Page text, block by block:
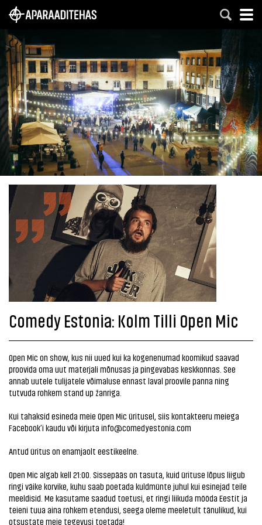
Comedy Estonia: Kolm Tilli Open Mic
Open Mic on show, kus nii uued kui ka kogenenumad koomikud saavad
proovida oma uut materjali mõnusas ja pingevabas keskkonnas. See
annab uutele tulijatele võimaluse ennast laval proovile panna ning
tutvuda rohkem stand up žanriga.
Kui tahaksid esineda meie Open Mic üritusel, siis kontakteeru meiega
Facebook’i kaudu või kirjuta info@comedyestonia.com
Antud üritus on enamjaolt eestikeelne.
Open Mic algab kell 21:00. Sissepääs on tasuta, kuid ürituse lõpus liigub
ringi väike korvike, kuhu saab poetada kuldmünte juhul kui esinejad teile
meeldisid. Me kasutame saadud toetusi, et ringi liikuda mööda Eestit ja
teieni tuua aina rohkem etendusi, seega oleme meeletult tänulikud, kui
otsustate meie tegevusi toetada!